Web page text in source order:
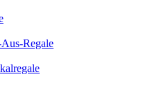
Regale